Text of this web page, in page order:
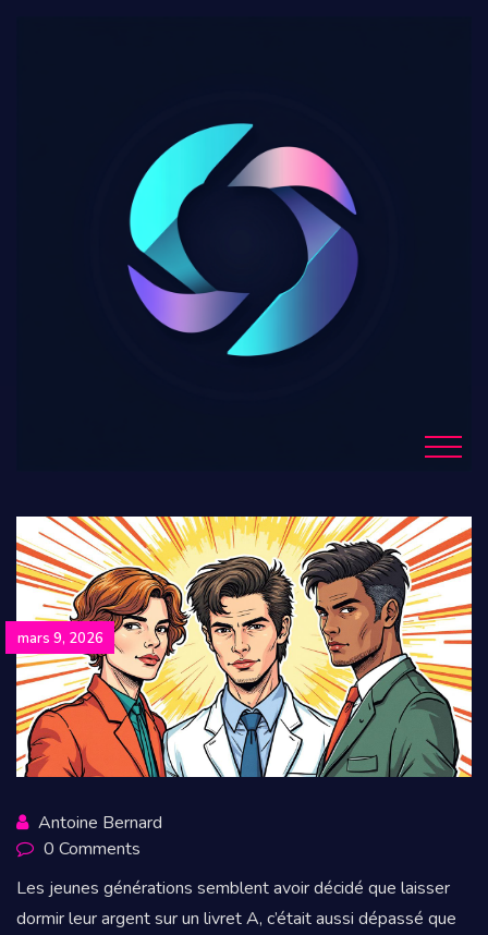
Crypto, actions,
immobilier : les raisons
qui poussent les jeunes à
investir massivement
Blog Details
mars 9, 2026
Antoine Bernard
0 Comments
Les jeunes générations semblent avoir décidé que laisser
dormir leur argent sur un livret A, c’était aussi dépassé que